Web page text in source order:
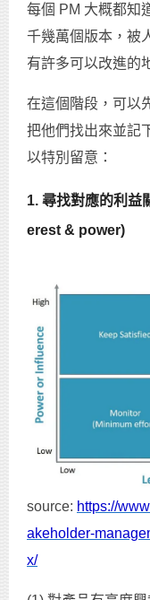
每個 PM 大概都知
千幾萬個版本，被
有許多可以改進的
在這個階段，可以
把他們找出來並記
以特別留意：
1. 尋找對應的利益
erest & power)
source: https://
akeholder-
x/